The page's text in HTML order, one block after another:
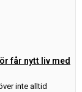
får nytt liv med
inte alltid